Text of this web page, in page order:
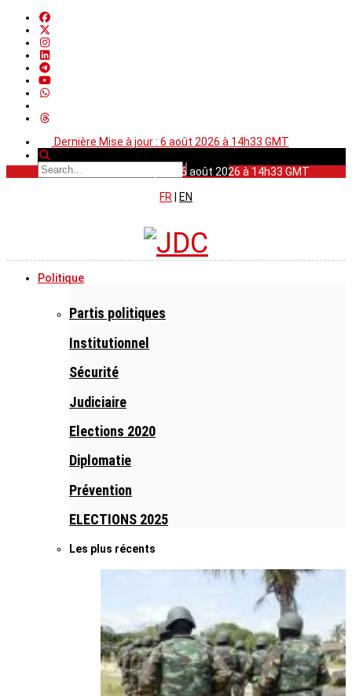
Dernière Mise à jour : 6 août 2026 à 14h33 GMT
Dernière Mise à jour : 6 août 2026 à 14h33 GMT
FR
EN
Politique
Partis politiques
Institutionnel
Sécurité
Judiciaire
Elections 2020
Diplomatie
Prévention
ELECTIONS 2025
Les plus récents